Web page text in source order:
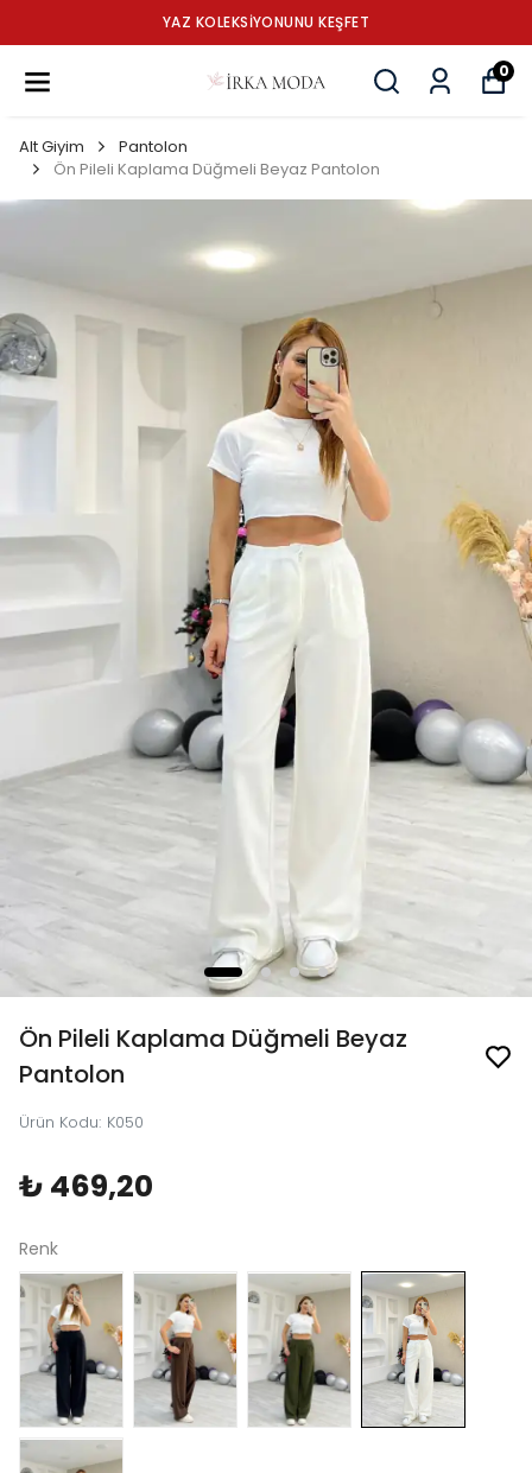
YAZ KOLEKSİYONUNU KEŞFET
0
Alt Giyim
Pantolon
Ön Pileli Kaplama Düğmeli Beyaz Pantolon
Ön Pileli Kaplama Düğmeli Beyaz
Pantolon
Ürün Kodu: K050
₺ 469,20
Renk